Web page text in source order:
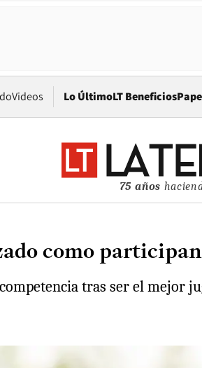
Videos Lo ÚltimoLT Beneficios
75 años
como
tras ser el mejor